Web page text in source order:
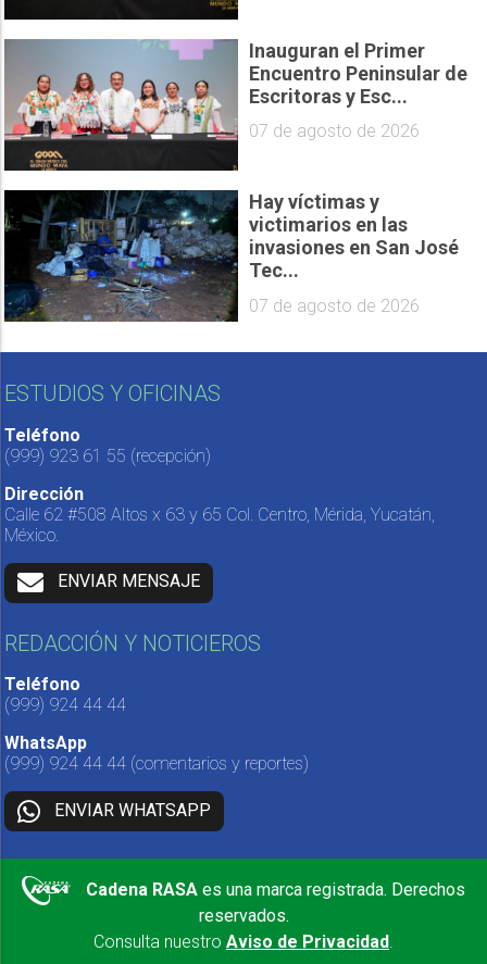
Inauguran el Primer
Encuentro Peninsular de
Escritoras y Esc...
07 de agosto de 2026
Hay víctimas y
victimarios en las
invasiones en San José
Tec...
07 de agosto de 2026
ESTUDIOS Y OFICINAS
Teléfono
(999) 923 61 55 (recepción)
Dirección
Calle 62 #508 Altos x 63 y 65 Col. Centro, Mérida, Yucatán,
México.
ENVIAR MENSAJE
REDACCIÓN Y NOTICIEROS
Teléfono
(999) 924 44 44
WhatsApp
(999) 924 44 44 (comentarios y reportes)
ENVIAR WHATSAPP
Cadena RASA es una marca registrada. Derechos
reservados.
Consulta nuestro Aviso de Privacidad.